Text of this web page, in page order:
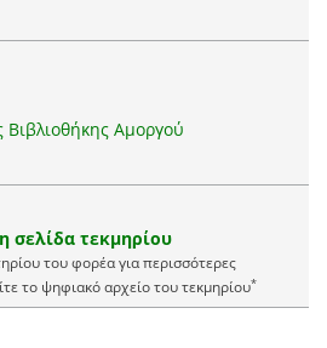
Βιβλιοθήκης Αμοργού
σελίδα τεκμηρίου
του φορέα για περισσότερες
το ψηφιακό αρχείο του τεκμηρίου*